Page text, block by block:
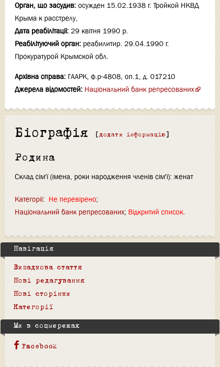
Орган, що засудив: осужден 15.02.1938 г. Тройкой НКВД
Крыма к расстрелу,
Дата реабілітаціi: 29 квітня 1990 р.
Реабілітуючий орган: реабилитир. 29.04.1990 г.
Прокуратурой Крымской обл.
Архівна справа: ГААРК, ф.р-4808, оп.1, д. 017210
Джерела відомостей: Національний банк репресованих
Біографія [ додати інформацію ]
Родина
Склад сім'ї (імена, роки народження членів сім'ї): женат
Категорії: Не перевірено
Національний банк репресованих Відкритий список
Навігація
Випадкова стаття
Нові редагування
Нові сторінки
Категорії
Ми в соцмережах
Facebook